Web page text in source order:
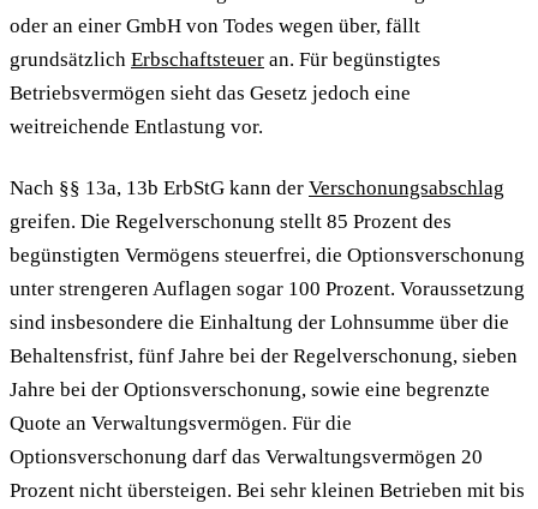
oder an einer GmbH von Todes wegen über, fällt
grundsätzlich Erbschaftsteuer an. Für begünstigtes
Betriebsvermögen sieht das Gesetz jedoch eine
weitreichende Entlastung vor.
Nach §§ 13a, 13b ErbStG kann der Verschonungsabschlag
greifen. Die Regelverschonung stellt 85 Prozent des
begünstigten Vermögens steuerfrei, die Optionsverschonung
unter strengeren Auflagen sogar 100 Prozent. Voraussetzung
sind insbesondere die Einhaltung der Lohnsumme über die
Behaltensfrist, fünf Jahre bei der Regelverschonung, sieben
Jahre bei der Optionsverschonung, sowie eine begrenzte
Quote an Verwaltungsvermögen. Für die
Optionsverschonung darf das Verwaltungsvermögen 20
Prozent nicht übersteigen. Bei sehr kleinen Betrieben mit bis